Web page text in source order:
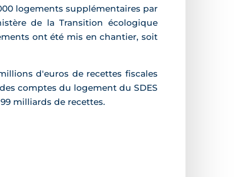
logements supplémentaires par
de la Transition écologique
ont été mis en chantier, soit
d'euros de recettes fiscales
comptes du logement du SDES
milliards de recettes.